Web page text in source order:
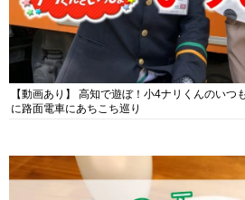
【動画あり】 高知で遊ぼ！小4ナリくんのいつ
に路面電車にあちこち巡り